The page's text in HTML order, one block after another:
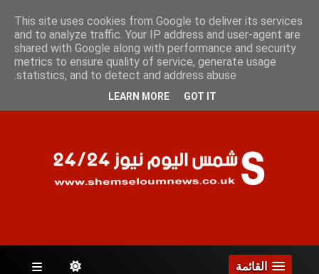
الجمعة 7 أغسطس 2026
الصفحات
القائمة
This site uses cookies from Google to deliver its services
and to analyze traffic. Your IP address and user-agent are
shared with Google along with performance and security
metrics to ensure quality of service, generate usage
statistics, and to detect and address abuse.
LEARN MORE GOT IT